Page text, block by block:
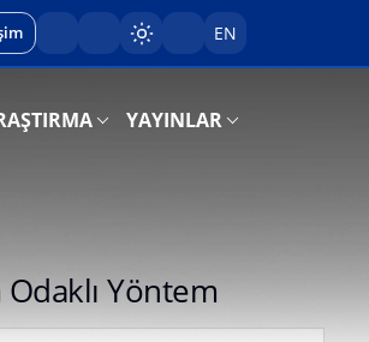
YAYINLAR
Sayfayı karart/aç
EN
Yöntem